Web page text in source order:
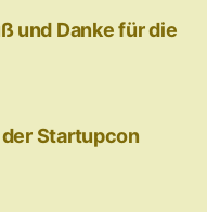
und Danke für die
der Startupcon